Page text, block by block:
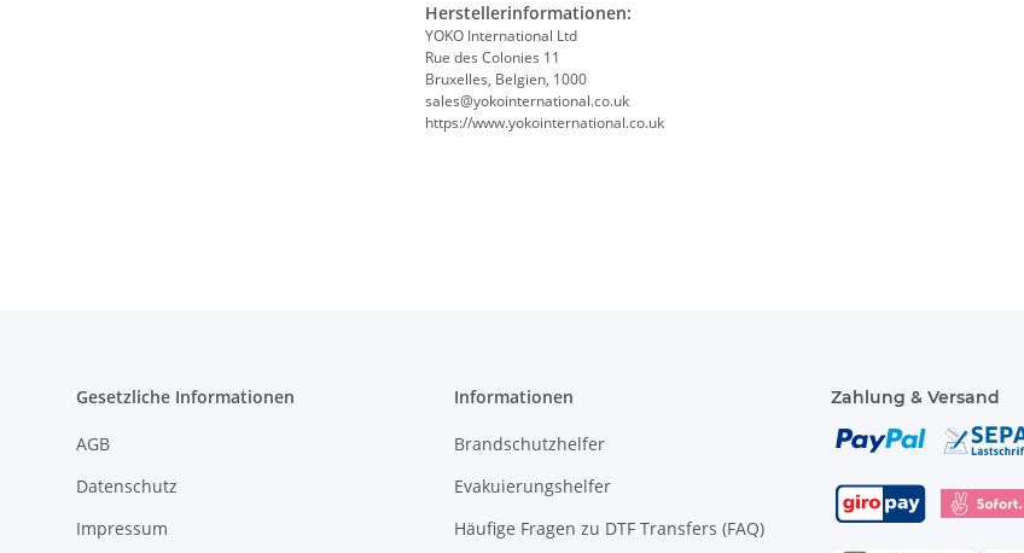
Herstellerinformationen:
YOKO International Ltd
Rue des Colonies 11
Bruxelles, Belgien, 1000
sales@yokointernational.co.uk
https://www.yokointernational.co.uk
Gesetzliche Informationen
AGB
Datenschutz
Impressum
Informationen
Brandschutzhelfer
Evakuierungshelfer
Häufige Fragen zu DTF Transfers (FAQ)
Zahlung & Versand